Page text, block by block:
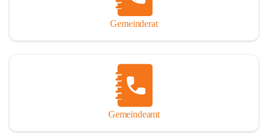
Gemeinderat
Gemeindeamt